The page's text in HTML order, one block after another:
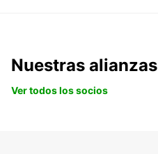
Nuestras alianzas
Ver todos los socios